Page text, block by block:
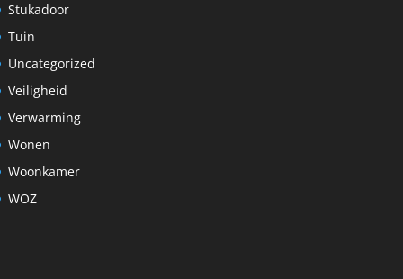
Stukadoor
Tuin
Uncategorized
Veiligheid
Verwarming
Wonen
Woonkamer
WOZ